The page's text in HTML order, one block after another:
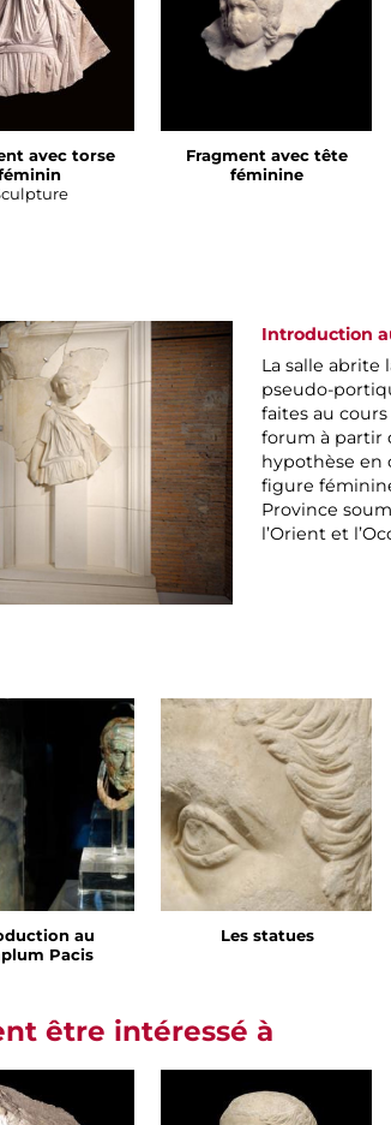
avec torse
Fragment avec tête
féminine
Introduction
La salle abrite
pseudo-
faites au
forum à partir
hypothèse en
figure
Province
l’Orient et
au
Pacis
Les statues
être intéressé à